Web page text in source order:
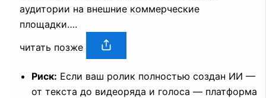
аудитории на внешние коммерческие
площадки….
читать позже
Риск: Если ваш ролик полностью создан ИИ —
от текста до видеоряда и голоса — платформа